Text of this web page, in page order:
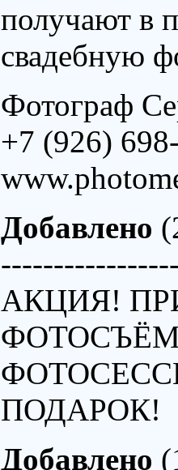
получают в
свадебную
Фотограф
+7 (926)
Добавлено
АКЦИЯ!
ПОДАРОК!
Добавлено